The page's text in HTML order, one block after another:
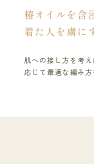
椿オイルを含
着た人を虜に
肌への接し方を考
応じて最適な編み方